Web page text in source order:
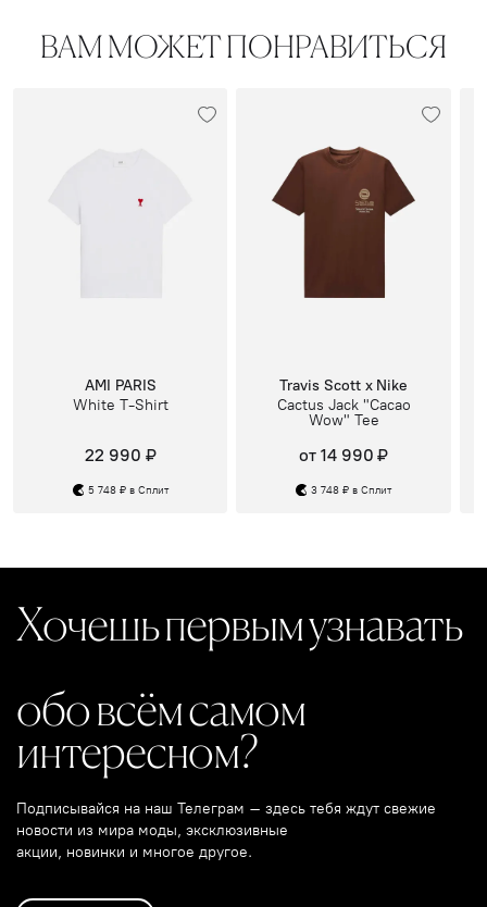
ВАМ МОЖЕТ ПОНРАВИТЬСЯ
AMI PARIS
White T-Shirt
22 990 ₽
5 748 ₽ в Сплит
Travis Scott x Nike
Cactus Jack "Cacao
Wow" Tee
от 14 990 ₽
3 748 ₽ в Сплит
Хочешь первым узнавать
обо всём самом
интересном?
Подписывайся на наш Телеграм – здесь тебя ждут свежие
новости из мира моды, эксклюзивные
акции, новинки и многое другое.